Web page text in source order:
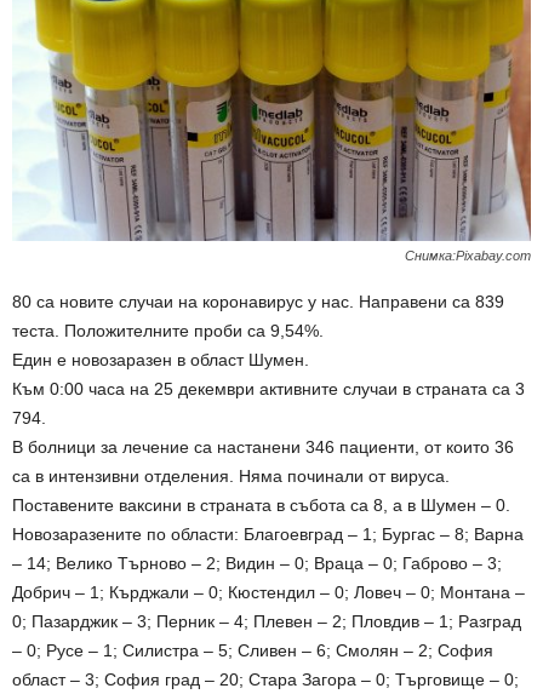
Снимка:Pixabay.com
80 са новите случаи на коронавирус у нас. Направени са 839
теста. Положителните проби са 9,54%.
Един е новозаразен в област Шумен.
Към 0:00 часа на 25 декември активните случаи в страната са 3
794.
В болници за лечение са настанени 346 пациенти, от които 36
са в интензивни отделения. Няма починали от вируса.
Поставените ваксини в страната в събота са 8, а в Шумен – 0.
Новозаразените по области: Благоевград – 1; Бургас – 8; Варна
– 14; Велико Търново – 2; Видин – 0; Враца – 0; Габрово – 3;
Добрич – 1; Кърджали – 0; Кюстендил – 0; Ловеч – 0; Монтана –
0; Пазарджик – 3; Перник – 4; Плевен – 2; Пловдив – 1; Разград
– 0; Русе – 1; Силистра – 5; Сливен – 6; Смолян – 2; София
област – 3; София град – 20; Стара Загора – 0; Търговище – 0;